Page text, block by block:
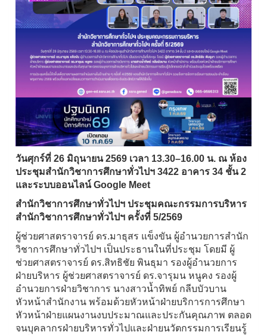
วันศุกร์ที่ 26 มิถุนายน 2569 เวลา 13.30–16.00 น. ณ ห้อง
ประชุมสำนักวิชาการศึกษาทั่วไปฯ 3422 อาคาร 34 ชั้น 2
และระบบออนไลน์ Google Meet
สำนักวิชาการศึกษาทั่วไปฯ ประชุมคณะกรรมการบริหาร
สำนักวิชาการศึกษาทั่วไปฯ ครั้งที่ 5/2569
ผู้ช่วยศาสตราจารย์ ดร.มาธุสร แข็งขัน ผู้อำนวยการสำนัก
วิชาการศึกษาทั่วไปฯ เป็นประธานในที่ประชุม โดยมี ผู้
ช่วยศาสตราจารย์ ดร.สิทธิชัย พินธุมา รองผู้อำนวยการ
ฝ่ายบริหาร ผู้ช่วยศาสตราจารย์ ดร.จารุมน หนูคง รองผู้
อำนวยการฝ่ายวิชาการ นางสาวน้ำทิพย์ กลีบบัวบาน
หัวหน้าสำนักงาน พร้อมด้วยหัวหน้าฝ่ายบริการการศึกษา
หัวหน้าฝ่ายแผนงานงบประมาณและประกันคุณภาพ ตลอด
จนบุคลากรฝ่ายบริหารทั่วไปและฝ่ายนวัตกรรมการเรียนรู้